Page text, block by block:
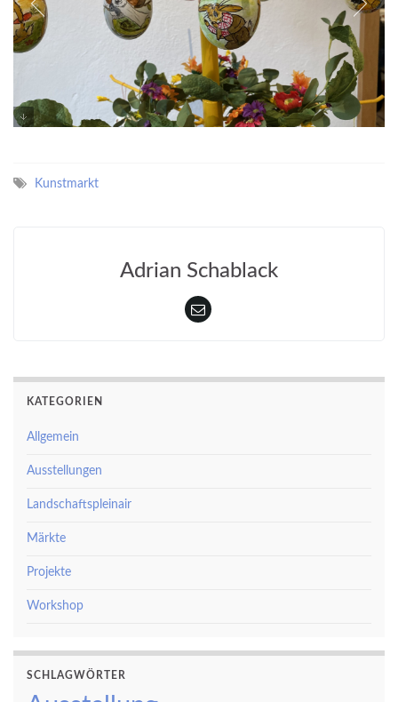
Kunstmarkt
Adrian Schablack
KATEGORIEN
Allgemein
Ausstellungen
Landschaftspleinair
Märkte
Projekte
Workshop
SCHLAGWÖRTER